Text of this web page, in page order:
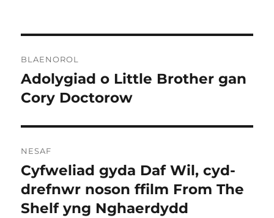
cofnod
BLAENOROL
Cofnod
blaenorol:
Adolygiad o Little Brother gan
Cory Doctorow
NESAF
Cofnod
nesaf:
Cyfweliad gyda Daf Wil, cyd-
drefnwr noson ffilm From The
Shelf yng Nghaerdydd